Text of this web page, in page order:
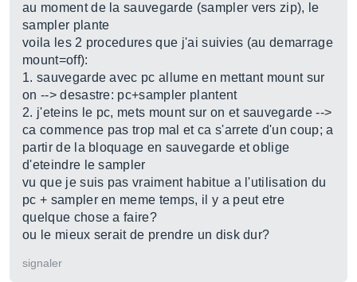
au moment de la sauvegarde (sampler vers zip), le
sampler plante
voila les 2 procedures que j'ai suivies (au demarrage
mount=off):
1. sauvegarde avec pc allume en mettant mount sur
on --> desastre: pc+sampler plantent
2. j'eteins le pc, mets mount sur on et sauvegarde -->
ca commence pas trop mal et ca s'arrete d'un coup; a
partir de la bloquage en sauvegarde et oblige
d'eteindre le sampler
vu que je suis pas vraiment habitue a l'utilisation du
pc + sampler en meme temps, il y a peut etre
quelque chose a faire?
ou le mieux serait de prendre un disk dur?
signaler